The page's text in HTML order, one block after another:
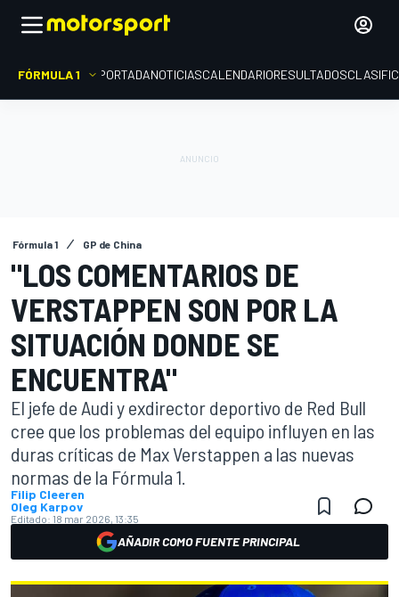
FÓRMULA 1 PORTADANOTICIASCALENDARIORESULTADOS
Fórmula 1 GP de China
"LOS COMENTARIOS DE
VERSTAPPEN SON POR LA
SITUACIÓN DONDE SE
ENCUENTRA"
El jefe de Audi y exdirector deportivo de Red Bull
cree que los problemas del equipo influyen en las
duras críticas de Max Verstappen a las nuevas
normas de la Fórmula 1.
Filip Cleeren
Oleg Karpov
Editado: 18 mar 2026, 13:35
AÑADIR COMO FUENTE PRINCIPAL